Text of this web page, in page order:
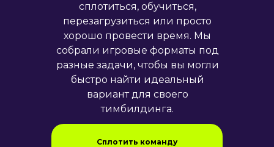
Сплотить команду
сплотиться, обучиться,
перезагрузиться или просто
хорошо провести время. Мы
собрали игровые форматы под
разные задачи, чтобы вы могли
быстро найти идеальный
вариант для своего
тимбилдинга.